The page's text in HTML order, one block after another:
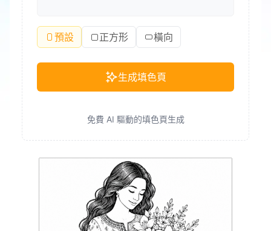
預設 正方形 橫向
生成填色頁
免費 AI 驅動的填色頁生成